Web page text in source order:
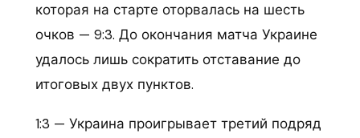
которая на старте оторвалась на шесть
очков — 9:3. До окончания матча Украине
удалось лишь сократить отставание до
итоговых двух пунктов.
1:3 — Украина проигрывает третий подряд